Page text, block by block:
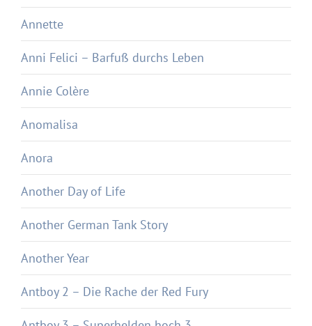
Annette
Anni Felici – Barfuß durchs Leben
Annie Colère
Anomalisa
Anora
Another Day of Life
Another German Tank Story
Another Year
Antboy 2 – Die Rache der Red Fury